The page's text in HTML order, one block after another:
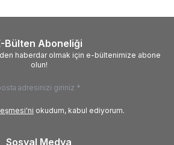
Bülten Aboneliği
haberdar olmak için e-bültenimize abone
olun!
okudum, kabul ediyorum.
Sosyal Medya